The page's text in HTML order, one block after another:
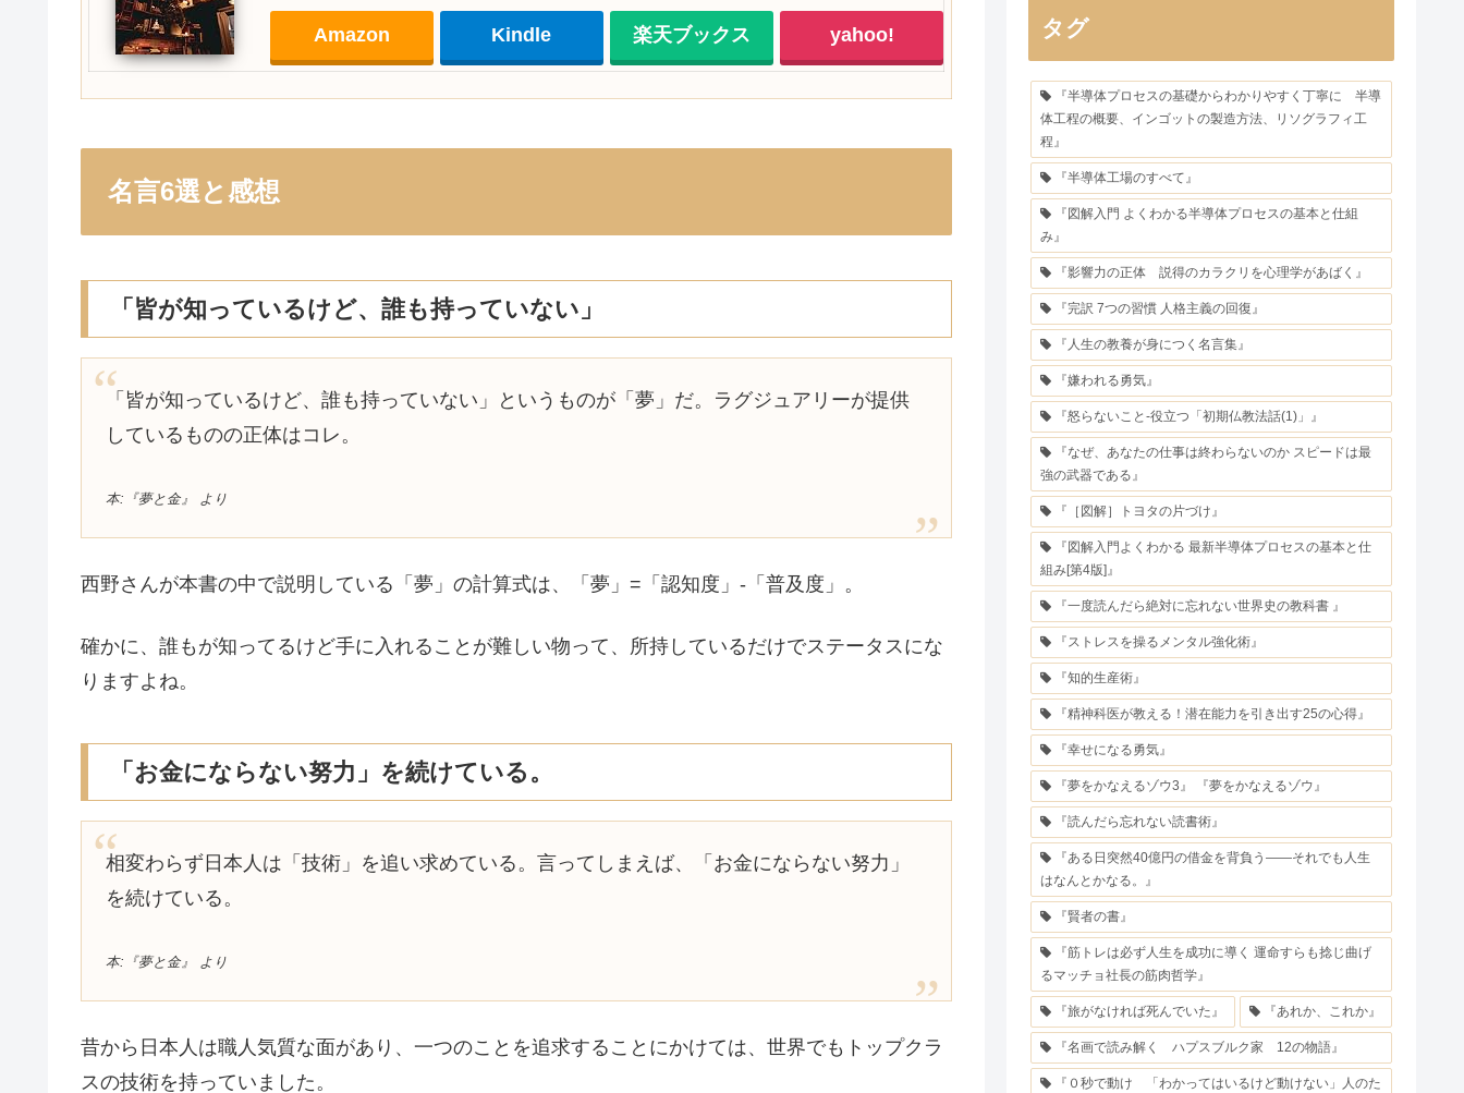
Amazon Kindle 楽天ブックス yahoo!
名言6選と感想
「皆が知っているけど、誰も持っていない」
「皆が知っているけど、誰も持っていない」というものが「夢」だ。ラグジュアリーが提供
しているものの正体はコレ。
本:『夢と金』 より
西野さんが本書の中で説明している「夢」の計算式は、「夢」=「認知度」-「普及度」。
確かに、誰もが知ってるけど手に入れることが難しい物って、所持しているだけでステータスにな
りますよね。
「お金にならない努力」を続けている。
相変わらず日本人は「技術」を追い求めている。言ってしまえば、「お金にならない努力」
を続けている。
本:『夢と金』 より
昔から日本人は職人気質な面があり、一つのことを追求することにかけては、世界でもトップクラ
スの技術を持っていました。
タグ
『半導体プロセスの基礎からわかりやすく丁寧に 半導
体工程の概要、インゴットの製造方法、リソグラフィ工
程』
『半導体工場のすべて』
『図解入門 よくわかる半導体プロセスの基本と仕組
み』
『影響力の正体 説得のカラクリを心理学があばく』
『完訳 7つの習慣 人格主義の回復』
『人生の教養が身につく名言集』
『嫌われる勇気』
『怒らないこと-役立つ「初期仏教法話(1)」』
『なぜ、あなたの仕事は終わらないのか スピードは最
強の武器である』
『［図解］トヨタの片づけ』
『図解入門よくわかる 最新半導体プロセスの基本と仕
組み[第4版]』
『一度読んだら絶対に忘れない世界史の教科書 』
『ストレスを操るメンタル強化術』
『知的生産術』
『精神科医が教える！潜在能力を引き出す25の心得』
『幸せになる勇気』
『夢をかなえるゾウ3』 『夢をかなえるゾウ』
『読んだら忘れない読書術』
『ある日突然40億円の借金を背負う――それでも人生
はなんとかなる。』
『賢者の書』
『筋トレは必ず人生を成功に導く 運命すらも捻じ曲げ
るマッチョ社長の筋肉哲学』
『旅がなければ死んでいた』 『あれか、これか』
『名画で読み解く ハプスブルク家 12の物語』
『０秒で動け 「わかってはいるけど動けない」人のた